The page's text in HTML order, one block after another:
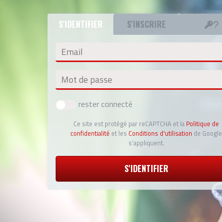
S'IDENTIFIER S'INSCRIRE
Email
Mot de passe
rester connecté
Ce site est protégé par reCAPTCHA et la Politique de
confidentialité et les Conditions d'utilisation de Google
s'appliquent.
S'IDENTIFIER